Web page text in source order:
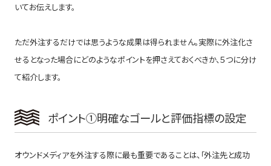
いてお伝えします。
ただ外注するだけでは思うような成果は得られません。実際に外注化さ
せるとなった場合にどのようなポイントを押さえておくべきか、５つに分け
て紹介します。
ポイント①明確なゴールと評価指標の設定
オウンドメディアを外注する際に最も重要であることは、「外注先と成功